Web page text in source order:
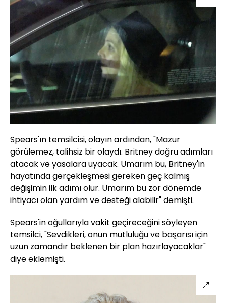
Spears'ın temsilcisi, olayın ardından, "Mazur
görülemez, talihsiz bir olaydı. Britney doğru adımları
atacak ve yasalara uyacak. Umarım bu, Britney'in
hayatında gerçekleşmesi gereken geç kalmış
değişimin ilk adımı olur. Umarım bu zor dönemde
ihtiyacı olan yardım ve desteği alabilir" demişti.
Spears'in oğullarıyla vakit geçireceğini söyleyen
temsilci, "Sevdikleri, onun mutluluğu ve başarısı için
uzun zamandır beklenen bir plan hazırlayacaklar"
diye eklemişti.